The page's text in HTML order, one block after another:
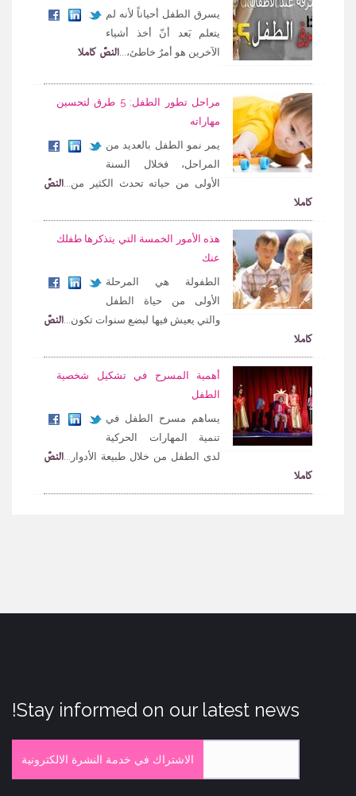
يسرق الطفل أحياناً لأنه لم
يتعلم بَعد أنّ أخذ أشياء
الآخرين هو أمرٌ خاطئ،... النصّ كاملا
مراحل تطور الطفل: 5 طرق لتحسين
مهاراته
يمر نمو الطفل بالعديد من
المراحل، فخلال السنة
الأولى من حياته تحدث الكثير من... النصّ
كاملا
هذه الأمور الخمسة التي يتذكرها طفلك
عنك
الطفولة هي المرحلة
الأولى من حياة الطفل
والتي يعيش فيها لبضع سنوات تكون... النصّ
كاملا
أهمية المسرح في تشكيل شخصية
الطفل
يساهم مسرح الطفل في
تنمية المهارات الحركية
لدى الطفل من خلال طبيعة الأدوار... النصّ
كاملا
Stay informed on our latest news!
الاشتراك في خدمة النشرة الالكترونية